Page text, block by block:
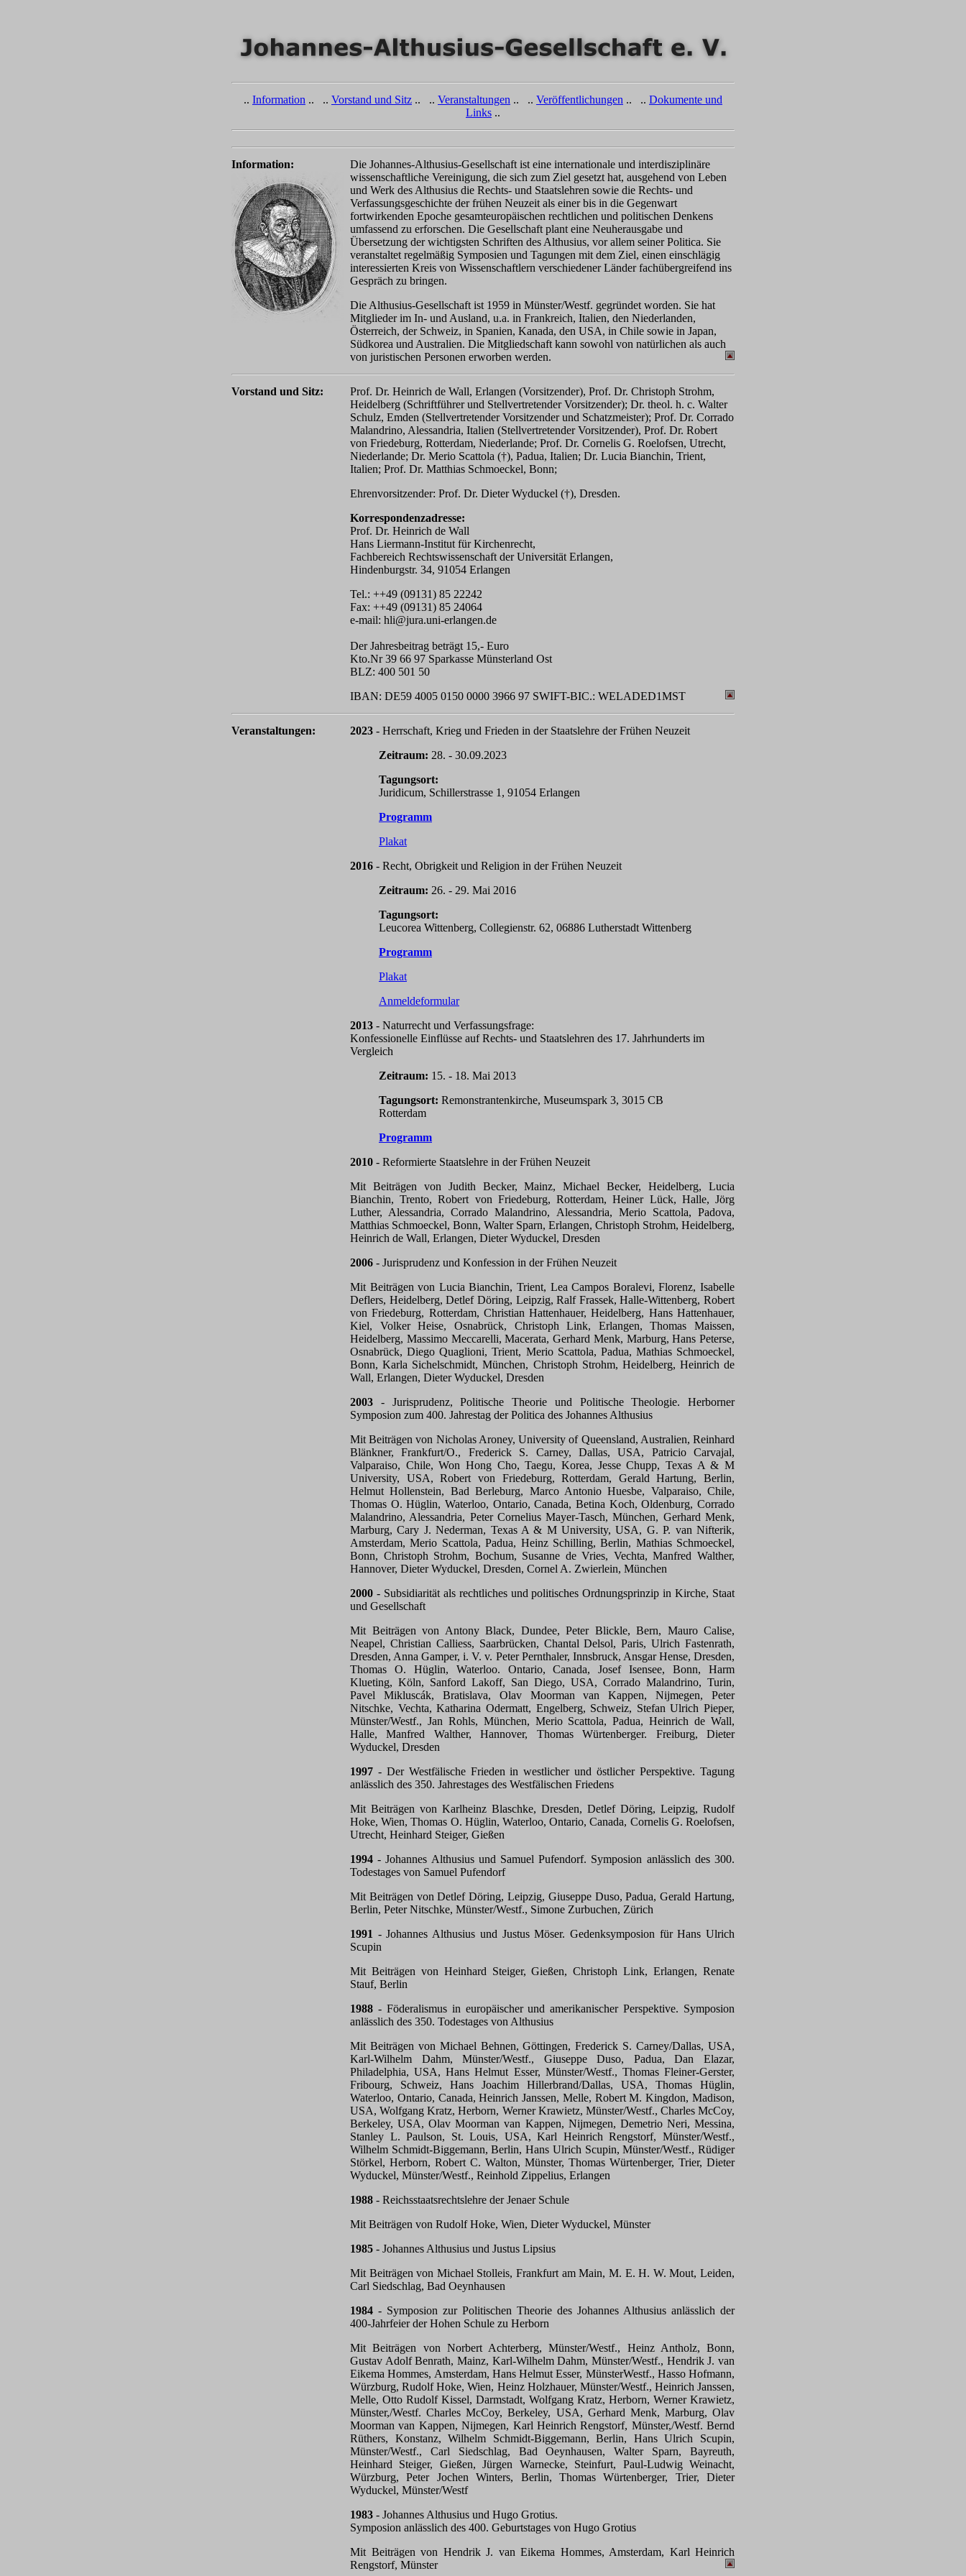
.. Information .. .. Vorstand und Sitz .. .. Veranstaltungen .. .. Veröffentlichungen .. .. Dokumente und
Links ..
Information:
Die Johannes-Althusius-Gesellschaft ist eine internationale und interdisziplinäre
wissenschaftliche Vereinigung, die sich zum Ziel gesetzt hat, ausgehend von Leben
und Werk des Althusius die Rechts- und Staatslehren sowie die Rechts- und
Verfassungsgeschichte der frühen Neuzeit als einer bis in die Gegenwart
fortwirkenden Epoche gesamteuropäischen rechtlichen und politischen Denkens
umfassend zu erforschen. Die Gesellschaft plant eine Neuherausgabe und
Übersetzung der wichtigsten Schriften des Althusius, vor allem seiner Politica. Sie
veranstaltet regelmäßig Symposien und Tagungen mit dem Ziel, einen einschlägig
interessierten Kreis von Wissenschaftlern verschiedener Länder fachübergreifend ins
Gespräch zu bringen.
Die Althusius-Gesellschaft ist 1959 in Münster/Westf. gegründet worden. Sie hat
Mitglieder im In- und Ausland, u.a. in Frankreich, Italien, den Niederlanden,
Österreich, der Schweiz, in Spanien, Kanada, den USA, in Chile sowie in Japan,
Südkorea und Australien. Die Mitgliedschaft kann sowohl von natürlichen als auch
von juristischen Personen erworben werden.
Vorstand und Sitz:
Prof. Dr. Heinrich de Wall, Erlangen (Vorsitzender), Prof. Dr. Christoph Strohm,
Heidelberg (Schriftführer und Stellvertretender Vorsitzender); Dr. theol. h. c. Walter
Schulz, Emden (Stellvertretender Vorsitzender und Schatzmeister); Prof. Dr. Corrado
Malandrino, Alessandria, Italien (Stellvertretender Vorsitzender), Prof. Dr. Robert
von Friedeburg, Rotterdam, Niederlande; Prof. Dr. Cornelis G. Roelofsen, Utrecht,
Niederlande; Dr. Merio Scattola (†), Padua, Italien; Dr. Lucia Bianchin, Trient,
Italien; Prof. Dr. Matthias Schmoeckel, Bonn;
Ehrenvorsitzender: Prof. Dr. Dieter Wyduckel (†), Dresden.
Korrespondenzadresse:
Prof. Dr. Heinrich de Wall
Hans Liermann-Institut für Kirchenrecht,
Fachbereich Rechtswissenschaft der Universität Erlangen,
Hindenburgstr. 34, 91054 Erlangen
Tel.: ++49 (09131) 85 22242
Fax: ++49 (09131) 85 24064
e-mail: hli@jura.uni-erlangen.de
Der Jahresbeitrag beträgt 15,- Euro
Kto.Nr 39 66 97 Sparkasse Münsterland Ost
BLZ: 400 501 50
IBAN: DE59 4005 0150 0000 3966 97 SWIFT-BIC.: WELADED1MST
Veranstaltungen: 2023 - Herrschaft, Krieg und Frieden in der Staatslehre der Frühen Neuzeit
Zeitraum: 28. - 30.09.2023
Tagungsort:
Juridicum, Schillerstrasse 1, 91054 Erlangen
Programm
Plakat
2016 - Recht, Obrigkeit und Religion in der Frühen Neuzeit
Zeitraum: 26. - 29. Mai 2016
Tagungsort:
Leucorea Wittenberg, Collegienstr. 62, 06886 Lutherstadt Wittenberg
Programm
Plakat
Anmeldeformular
2013 - Naturrecht und Verfassungsfrage:
Konfessionelle Einflüsse auf Rechts- und Staatslehren des 17. Jahrhunderts im
Vergleich
Zeitraum: 15. - 18. Mai 2013
Tagungsort: Remonstrantenkirche, Museumspark 3, 3015 CB
Rotterdam
Programm
2010 - Reformierte Staatslehre in der Frühen Neuzeit
Mit Beiträgen von Judith Becker, Mainz, Michael Becker, Heidelberg, Lucia
Bianchin, Trento, Robert von Friedeburg, Rotterdam, Heiner Lück, Halle, Jörg
Luther, Alessandria, Corrado Malandrino, Alessandria, Merio Scattola, Padova,
Matthias Schmoeckel, Bonn, Walter Sparn, Erlangen, Christoph Strohm, Heidelberg,
Heinrich de Wall, Erlangen, Dieter Wyduckel, Dresden
2006 - Jurisprudenz und Konfession in der Frühen Neuzeit
Mit Beiträgen von Lucia Bianchin, Trient, Lea Campos Boralevi, Florenz, Isabelle
Deflers, Heidelberg, Detlef Döring, Leipzig, Ralf Frassek, Halle-Wittenberg, Robert
von Friedeburg, Rotterdam, Christian Hattenhauer, Heidelberg, Hans Hattenhauer,
Kiel, Volker Heise, Osnabrück, Christoph Link, Erlangen, Thomas Maissen,
Heidelberg, Massimo Meccarelli, Macerata, Gerhard Menk, Marburg, Hans Peterse,
Osnabrück, Diego Quaglioni, Trient, Merio Scattola, Padua, Mathias Schmoeckel,
Bonn, Karla Sichelschmidt, München, Christoph Strohm, Heidelberg, Heinrich de
Wall, Erlangen, Dieter Wyduckel, Dresden
2003 - Jurisprudenz, Politische Theorie und Politische Theologie. Herborner
Symposion zum 400. Jahrestag der Politica des Johannes Althusius
Mit Beiträgen von Nicholas Aroney, University of Queensland, Australien, Reinhard
Blänkner, Frankfurt/O., Frederick S. Carney, Dallas, USA, Patricio Carvajal,
Valparaiso, Chile, Won Hong Cho, Taegu, Korea, Jesse Chupp, Texas A & M
University, USA, Robert von Friedeburg, Rotterdam, Gerald Hartung, Berlin,
Helmut Hollenstein, Bad Berleburg, Marco Antonio Huesbe, Valparaiso, Chile,
Thomas O. Hüglin, Waterloo, Ontario, Canada, Betina Koch, Oldenburg, Corrado
Malandrino, Alessandria, Peter Cornelius Mayer-Tasch, München, Gerhard Menk,
Marburg, Cary J. Nederman, Texas A & M University, USA, G. P. van Nifterik,
Amsterdam, Merio Scattola, Padua, Heinz Schilling, Berlin, Mathias Schmoeckel,
Bonn, Christoph Strohm, Bochum, Susanne de Vries, Vechta, Manfred Walther,
Hannover, Dieter Wyduckel, Dresden, Cornel A. Zwierlein, München
2000 - Subsidiarität als rechtliches und politisches Ordnungsprinzip in Kirche, Staat
und Gesellschaft
Mit Beiträgen von Antony Black, Dundee, Peter Blickle, Bern, Mauro Calise,
Neapel, Christian Calliess, Saarbrücken, Chantal Delsol, Paris, Ulrich Fastenrath,
Dresden, Anna Gamper, i. V. v. Peter Pernthaler, Innsbruck, Ansgar Hense, Dresden,
Thomas O. Hüglin, Waterloo. Ontario, Canada, Josef Isensee, Bonn, Harm
Klueting, Köln, Sanford Lakoff, San Diego, USA, Corrado Malandrino, Turin,
Pavel Mikluscák, Bratislava, Olav Moorman van Kappen, Nijmegen, Peter
Nitschke, Vechta, Katharina Odermatt, Engelberg, Schweiz, Stefan Ulrich Pieper,
Münster/Westf., Jan Rohls, München, Merio Scattola, Padua, Heinrich de Wall,
Halle, Manfred Walther, Hannover, Thomas Würtenberger. Freiburg, Dieter
Wyduckel, Dresden
1997 - Der Westfälische Frieden in westlicher und östlicher Perspektive. Tagung
anlässlich des 350. Jahrestages des Westfälischen Friedens
Mit Beiträgen von Karlheinz Blaschke, Dresden, Detlef Döring, Leipzig, Rudolf
Hoke, Wien, Thomas O. Hüglin, Waterloo, Ontario, Canada, Cornelis G. Roelofsen,
Utrecht, Heinhard Steiger, Gießen
1994 - Johannes Althusius und Samuel Pufendorf. Symposion anlässlich des 300.
Todestages von Samuel Pufendorf
Mit Beiträgen von Detlef Döring, Leipzig, Giuseppe Duso, Padua, Gerald Hartung,
Berlin, Peter Nitschke, Münster/Westf., Simone Zurbuchen, Zürich
1991 - Johannes Althusius und Justus Möser. Gedenksymposion für Hans Ulrich
Scupin
Mit Beiträgen von Heinhard Steiger, Gießen, Christoph Link, Erlangen, Renate
Stauf, Berlin
1988 - Föderalismus in europäischer und amerikanischer Perspektive. Symposion
anlässlich des 350. Todestages von Althusius
Mit Beiträgen von Michael Behnen, Göttingen, Frederick S. Carney/Dallas, USA,
Karl-Wilhelm Dahm, Münster/Westf., Giuseppe Duso, Padua, Dan Elazar,
Philadelphia, USA, Hans Helmut Esser, Münster/Westf., Thomas Fleiner-Gerster,
Fribourg, Schweiz, Hans Joachim Hillerbrand/Dallas, USA, Thomas Hüglin,
Waterloo, Ontario, Canada, Heinrich Janssen, Melle, Robert M. Kingdon, Madison,
USA, Wolfgang Kratz, Herborn, Werner Krawietz, Münster/Westf., Charles McCoy,
Berkeley, USA, Olav Moorman van Kappen, Nijmegen, Demetrio Neri, Messina,
Stanley L. Paulson, St. Louis, USA, Karl Heinrich Rengstorf, Münster/Westf.,
Wilhelm Schmidt-Biggemann, Berlin, Hans Ulrich Scupin, Münster/Westf., Rüdiger
Störkel, Herborn, Robert C. Walton, Münster, Thomas Würtenberger, Trier, Dieter
Wyduckel, Münster/Westf., Reinhold Zippelius, Erlangen
1988 - Reichsstaatsrechtslehre der Jenaer Schule
Mit Beiträgen von Rudolf Hoke, Wien, Dieter Wyduckel, Münster
1985 - Johannes Althusius und Justus Lipsius
Mit Beiträgen von Michael Stolleis, Frankfurt am Main, M. E. H. W. Mout, Leiden,
Carl Siedschlag, Bad Oeynhausen
1984 - Symposion zur Politischen Theorie des Johannes Althusius anlässlich der
400-Jahrfeier der Hohen Schule zu Herborn
Mit Beiträgen von Norbert Achterberg, Münster/Westf., Heinz Antholz, Bonn,
Gustav Adolf Benrath, Mainz, Karl-Wilhelm Dahm, Münster/Westf., Hendrik J. van
Eikema Hommes, Amsterdam, Hans Helmut Esser, MünsterWestf., Hasso Hofmann,
Würzburg, Rudolf Hoke, Wien, Heinz Holzhauer, Münster/Westf., Heinrich Janssen,
Melle, Otto Rudolf Kissel, Darmstadt, Wolfgang Kratz, Herborn, Werner Krawietz,
Münster,/Westf. Charles McCoy, Berkeley, USA, Gerhard Menk, Marburg, Olav
Moorman van Kappen, Nijmegen, Karl Heinrich Rengstorf, Münster,/Westf. Bernd
Rüthers, Konstanz, Wilhelm Schmidt-Biggemann, Berlin, Hans Ulrich Scupin,
Münster/Westf., Carl Siedschlag, Bad Oeynhausen, Walter Sparn, Bayreuth,
Heinhard Steiger, Gießen, Jürgen Warnecke, Steinfurt, Paul-Ludwig Weinacht,
Würzburg, Peter Jochen Winters, Berlin, Thomas Würtenberger, Trier, Dieter
Wyduckel, Münster/Westf
1983 - Johannes Althusius und Hugo Grotius.
Symposion anlässlich des 400. Geburtstages von Hugo Grotius
Mit Beiträgen von Hendrik J. van Eikema Hommes, Amsterdam, Karl Heinrich
Rengstorf, Münster